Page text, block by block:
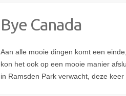
Bye Canada
Aan alle mooie dingen komt een
kon het ook op een mooie manier
in Ramsden Park verwacht, deze keer